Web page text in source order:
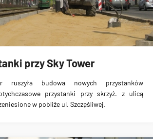
przy Sky Tower
ruszyła budowa nowych przystanków
przystanki przy skrzyż. z ulicą
w pobliże ul. Szczęśliwej.